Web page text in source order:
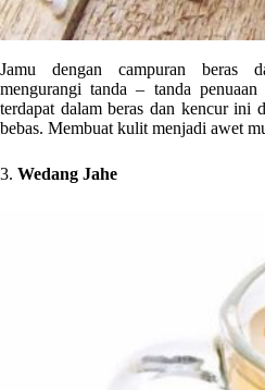
Jamu dengan campuran beras
mengurangi tanda – tanda
terdapat dalam beras dan kencur ini
bebas. Membuat kulit menjadi awet
3. Wedang Jahe